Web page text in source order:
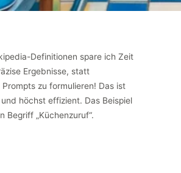
Definitionen spare ich Zeit
Ergebnisse, statt
zu formulieren! Das ist
höchst effizient. Das Beispiel
Begriff „Küchenzuruf“.